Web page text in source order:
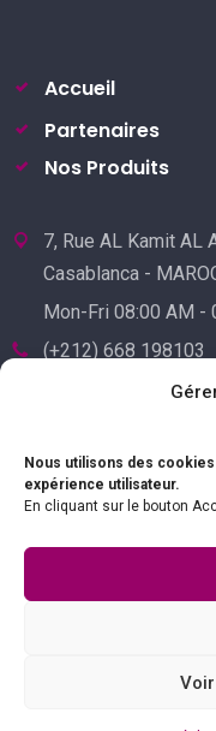
Nous utilisons des
expérience utilisateur.
En cliquant sur le bouton
Accueil
Partenaires
Nos Produits
7, Rue AL Kamit AL
Casablanca -
Mon-Fri 08:00 AM -
(+212) 668 198103
(+212) 522 241455